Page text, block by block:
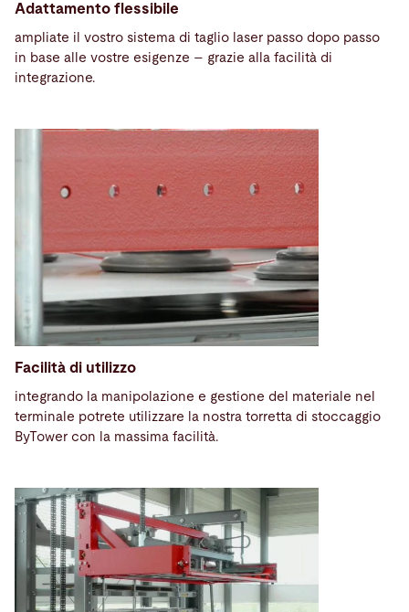
Adattamento flessibile
ampliate il vostro sistema di taglio laser passo dopo passo
in base alle vostre esigenze – grazie alla facilità di
integrazione.
Facilità di utilizzo
integrando la manipolazione e gestione del materiale nel
terminale potrete utilizzare la nostra torretta di stoccaggio
ByTower con la massima facilità.